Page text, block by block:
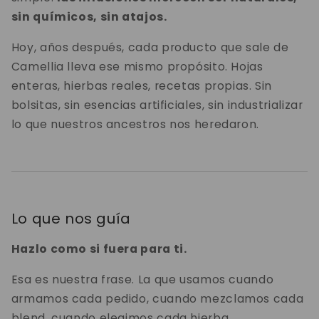
sin químicos, sin atajos.
Hoy, años después, cada producto que sale de
Camellia lleva ese mismo propósito. Hojas
enteras, hierbas reales, recetas propias. Sin
bolsitas, sin esencias artificiales, sin industrializar
lo que nuestros ancestros nos heredaron.
Lo que nos guía
Hazlo como si fuera para ti.
Esa es nuestra frase. La que usamos cuando
armamos cada pedido, cuando mezclamos cada